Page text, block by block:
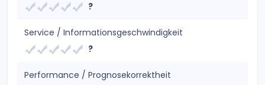
?
Service / Informationsgeschwindigkeit
?
Performance / Prognosekorrektheit